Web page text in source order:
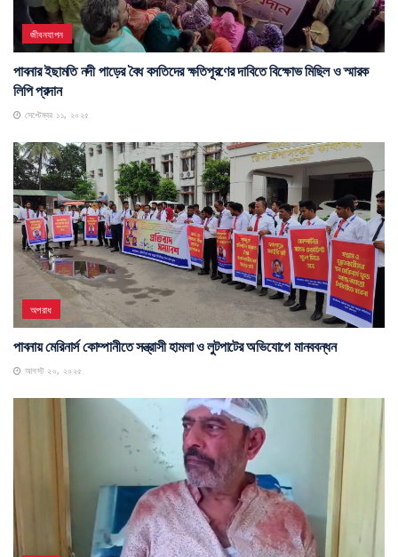
জীবনযাপন
পাবনার ইছামতি নদী পাড়ের বৈধ বসতিদের ক্ষতিপূরণের দাবিতে বিক্ষোভ মিছিল ও স্মারক
লিপি প্রদান
সেপ্টেম্বর ১১, ২০২৫
অপরাধ
পাবনায় মেরিনার্স কোম্পানীতে সন্ত্রাসী হামলা ও লুটপাটের অভিযোগে মানববন্ধন
আগস্ট ২০, ২০২৫